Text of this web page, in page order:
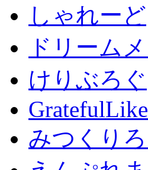
しゃれーど
ドリーム
けりぶろぐ
みつくり